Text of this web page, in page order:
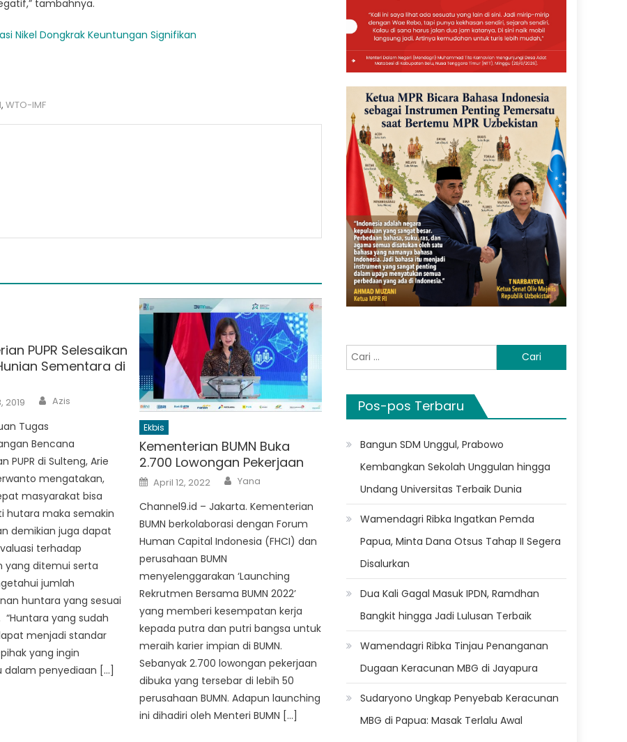
tambahnya.
Nikel Dongkrak Keuntungan Signifikan
, WTO-IMF
PUPR Selesaikan
Sementara di
2019 Author
Azis
Tugas
Bencana
PUPR di Sulteng, Arie
mengatakan,
masyarakat bisa
hutara maka semakin
demikian juga dapat
terhadap
yang ditemui serta
jumlah
huntara yang sesuai
yang sudah
menjadi standar
yang ingin
penyediaan […]
Ekbis
Kementerian BUMN Buka
2.700 Lowongan Pekerjaan
Posted
on
April 12, 2022 Author
Yana
Channel9.id – Jakarta. Kementerian
BUMN berkolaborasi dengan Forum
Human Capital Indonesia (FHCI) dan
perusahaan BUMN
menyelenggarakan ‘Launching
Rekrutmen Bersama BUMN 2022’
yang memberi kesempatan kerja
kepada putra dan putri bangsa untuk
meraih karier impian di BUMN.
Sebanyak 2.700 lowongan pekerjaan
dibuka yang tersebar di lebih 50
perusahaan BUMN. Adapun launching
ini dihadiri oleh Menteri BUMN […]
Cari
untuk:
Pos-pos Terbaru
Bangun SDM Unggul, Prabowo
Kembangkan Sekolah Unggulan hingga
Undang Universitas Terbaik Dunia
Wamendagri Ribka Ingatkan Pemda
Papua, Minta Dana Otsus Tahap II Segera
Disalurkan
Dua Kali Gagal Masuk IPDN, Ramdhan
Bangkit hingga Jadi Lulusan Terbaik
Wamendagri Ribka Tinjau Penanganan
Dugaan Keracunan MBG di Jayapura
Sudaryono Ungkap Penyebab Keracunan
MBG di Papua: Masak Terlalu Awal